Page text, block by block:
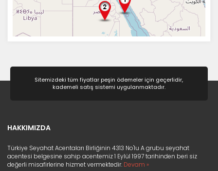
Sitemizdeki tüm fiyatlar peşin ödemeler için geçerlidir,
kademeli satış sistemi uygulanmaktadır.
HAKKIMIZDA
Türkiye Seyahat Acentaları Birliğinin 4313 No'lu A grubu seyahat
acentesi belgesine sahip acentemiz 1 Eylül 1997 tarihinden beri siz
değerli misafirlerine hizmet vermektedir. Devam »